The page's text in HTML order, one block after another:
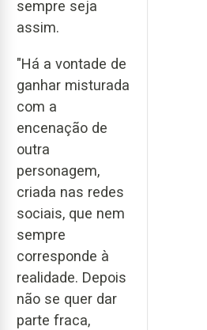
sempre seja
assim.
"Há a vontade de
ganhar misturada
com a
encenação de
outra
personagem,
criada nas redes
sociais, que nem
sempre
corresponde à
realidade. Depois
não se quer dar
parte fraca,